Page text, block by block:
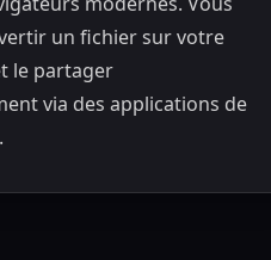
un fichier sur votre
le partager
via des applications de